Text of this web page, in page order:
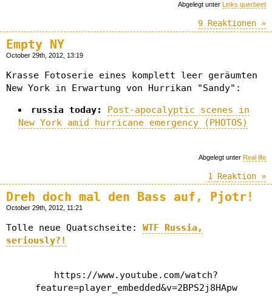
Abgelegt unter Links querbeet
9 Reaktionen »
Empty NY
October 29th, 2012, 13:19
Krasse Fotoserie eines komplett leer geräumten
New York in Erwartung von Hurrikan "Sandy":
russia today:
Post-apocalyptic scenes in
New York amid hurricane emergency (PHOTOS)
Abgelegt unter Real life
1 Reaktion »
Dreh doch mal den Bass auf, Pjotr!
October 29th, 2012, 11:21
Tolle neue Quatschseite: WTF Russia,
seriously?!
https://www.youtube.com/watch?
feature=player_embedded&v=2BPS2j8HApw